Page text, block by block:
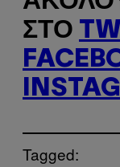
ΣΤΟ
Tagged: